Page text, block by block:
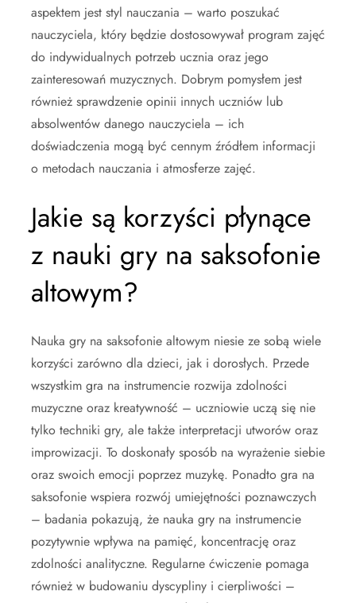
aspektem jest styl nauczania – warto poszukać
nauczyciela, który będzie dostosowywał program zajęć
do indywidualnych potrzeb ucznia oraz jego
zainteresowań muzycznych. Dobrym pomysłem jest
również sprawdzenie opinii innych uczniów lub
absolwentów danego nauczyciela – ich
doświadczenia mogą być cennym źródłem informacji
o metodach nauczania i atmosferze zajęć.
Jakie są korzyści płynące
z nauki gry na saksofonie
altowym?
Nauka gry na saksofonie altowym niesie ze sobą wiele
korzyści zarówno dla dzieci, jak i dorosłych. Przede
wszystkim gra na instrumencie rozwija zdolności
muzyczne oraz kreatywność – uczniowie uczą się nie
tylko techniki gry, ale także interpretacji utworów oraz
improwizacji. To doskonały sposób na wyrażenie siebie
oraz swoich emocji poprzez muzykę. Ponadto gra na
saksofonie wspiera rozwój umiejętności poznawczych
– badania pokazują, że nauka gry na instrumencie
pozytywnie wpływa na pamięć, koncentrację oraz
zdolności analityczne. Regularne ćwiczenie pomaga
również w budowaniu dyscypliny i cierpliwości –